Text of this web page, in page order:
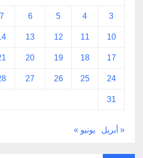
3
4
5
6
7
10
11
12
13
17
18
19
20
24
25
26
27
31
« أبريل يونيو »